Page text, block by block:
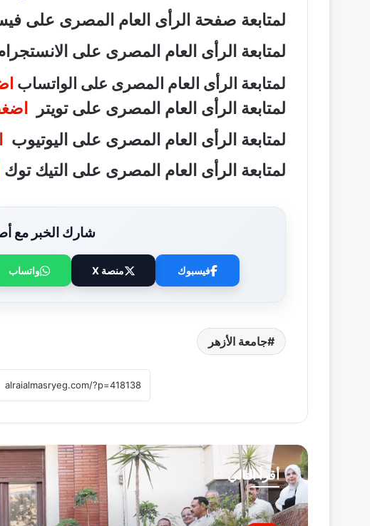
لمتابعة صفحة الرأى العام المصرى على
لمتابعة الرأى العام المصرى على
لمتابعة الرأى العام المصرى على الواتساب
لمتابعة الرأى العام المصرى على تويتر
لمتابعة الرأى العام المصرى على اليوتيوب
لمتابعة الرأى العام المصرى على التيك توك
شارك الخبر مع
فيسبوك منصة X واتساب
جامعة الأزهر
أقرأ التالي